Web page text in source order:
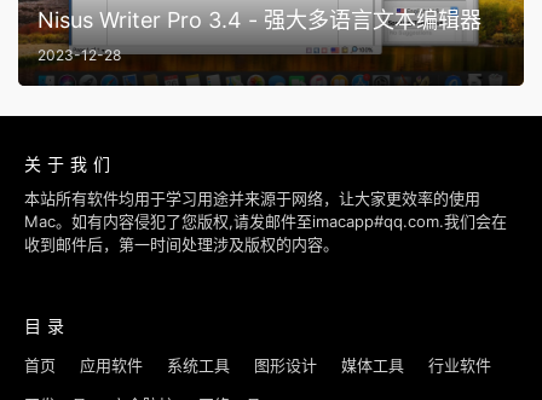
Nisus Writer Pro 3.4 - 强大多语言文本编辑器
2023-12-28
关于我们
本站所有软件均用于学习用途并来源于网络，让大家更效率的使用
Mac。如有内容侵犯了您版权,请发邮件至imacapp#qq.com.我们会在
收到邮件后，第一时间处理涉及版权的内容。
目录
首页 应用软件 系统工具 图形设计 媒体工具 行业软件